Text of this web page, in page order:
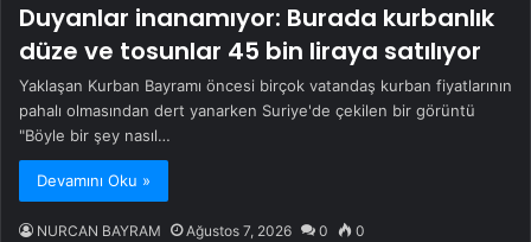
Duyanlar inanamıyor: Burada kurbanlık
düze ve tosunlar 45 bin liraya satılıyor
Yaklaşan Kurban Bayramı öncesi birçok vatandaş kurban fiyatlarının
pahalı olmasından dert yanarken Suriye'de çekilen bir görüntü
"Böyle bir şey nasıl…
Devamını Oku »
NURCAN BAYRAM Ağustos 7, 2026 0 0